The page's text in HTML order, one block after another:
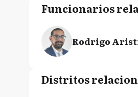
Funcionarios
Rodrigo
Distritos